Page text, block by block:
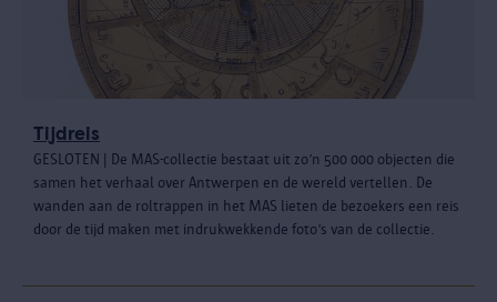
Tijdreis
GESLOTEN | De MAS-collectie bestaat uit zo’n 500 000 objecten die
samen het verhaal over Antwerpen en de wereld vertellen. De
wanden aan de roltrappen in het MAS lieten de bezoekers een reis
door de tijd maken met indrukwekkende foto’s van de collectie.